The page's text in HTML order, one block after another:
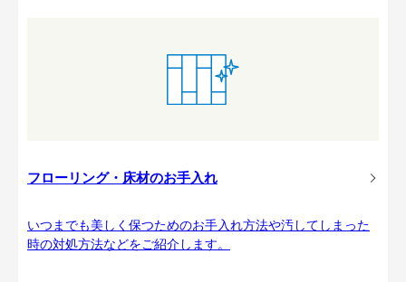
フローリング・床材のお手入れ
いつまでも美しく保つためのお手入れ方法や汚してしまった
時の対処方法などをご紹介します。